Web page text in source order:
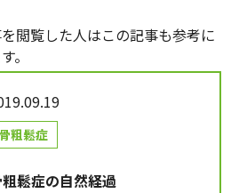
閲覧した人はこの記事も参考に
。
骨粗鬆症
鬆症の自然経過